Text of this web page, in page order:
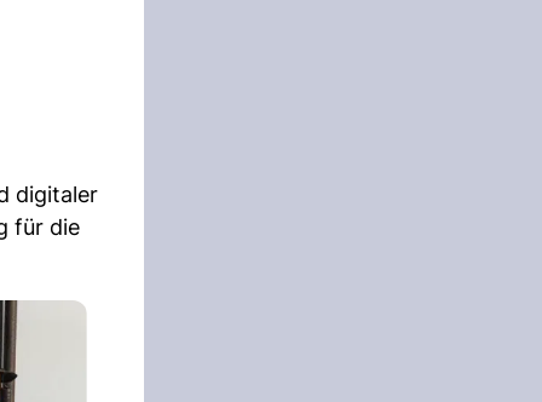
digitaler
für die